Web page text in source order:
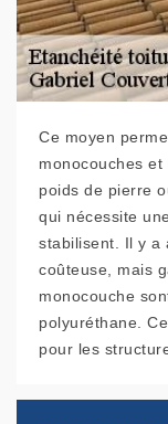
Ce moyen
monocouches
poids de pierre
qui nécessite
stabilisent. Il y a
coûteuse, mais
monocouche
polyuréthane.
pour les